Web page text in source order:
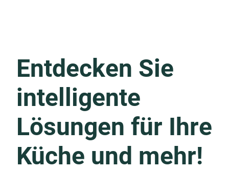
Entdecken Sie
intelligente
Lösungen für Ihre
Küche und mehr!